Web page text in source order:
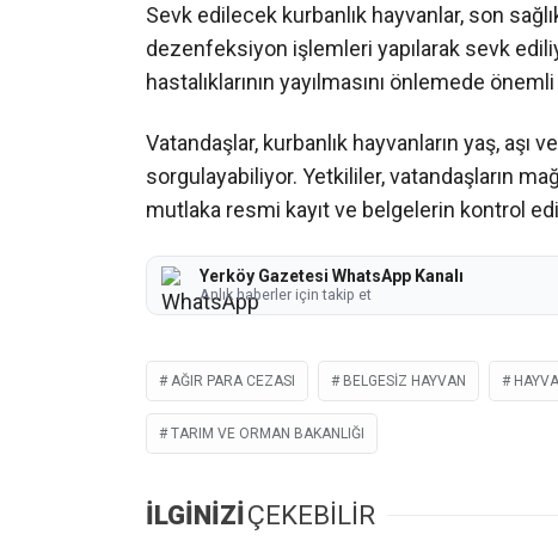
Sevk edilecek kurbanlık hayvanlar, son
dezenfeksiyon işlemleri yapılarak sevk
hastalıklarının yayılmasını önlemede
Vatandaşlar, kurbanlık hayvanların yaş,
sorgulayabiliyor. Yetkililer, vatandaşların
mutlaka resmi kayıt ve belgelerin kontrol
Yerköy Gazetesi WhatsApp Kanalı
Anlık haberler için takip et
AĞIR PARA CEZASI BELGESIZ HAYVAN
TARIM VE ORMAN BAKANLIĞI
İLGİNİZİÇEKEBİLİR